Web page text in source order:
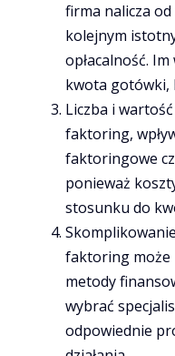
firma nalicza
kolejnym
opłacalność.
kwota gotówki,
Liczba i
faktoring,
faktoringowe
ponieważ
stosunku do
faktoring może
metody
wybrać
odpowiednie